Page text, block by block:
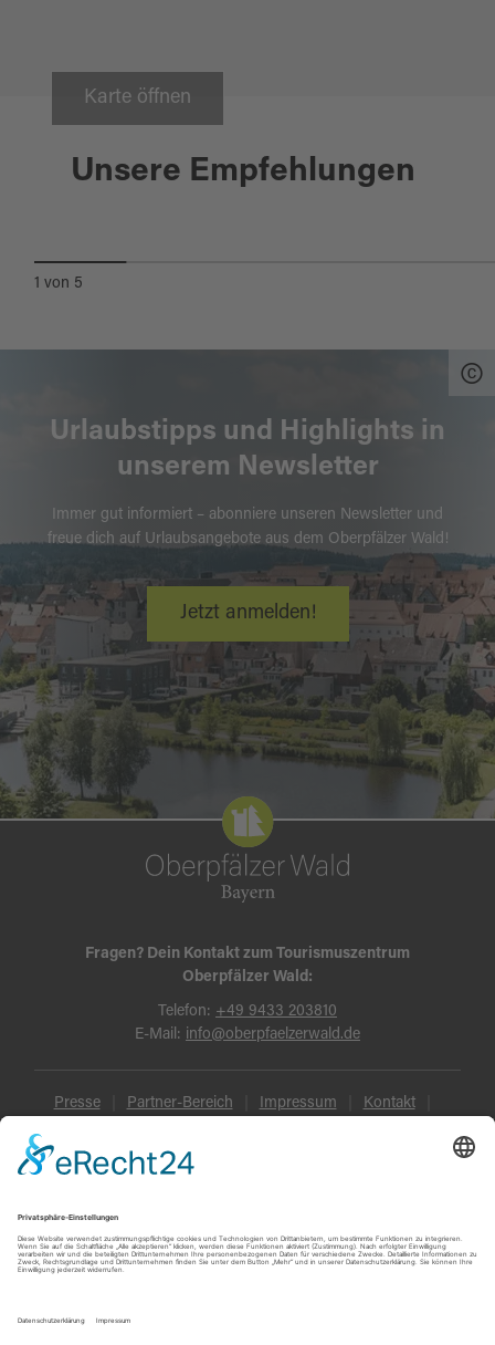
Karte öffnen
Unsere Empfehlungen
Oberviechtach
GOLDLEHRPFAD - GÜTTING-
1 von 5
Urlaubstipps und Highlights in
unserem Newsletter
Immer gut informiert – abonniere unseren Newsletter und
freue dich auf Urlaubsangebote aus dem Oberpfälzer Wald!
Jetzt anmelden!
Fragen? Dein Kontakt zum Tourismuszentrum
Oberpfälzer Wald:
Telefon: +49 9433 203810
E-Mail: info@oberpfaelzerwald.de
Presse Partner-Bereich Impressum Kontakt
Datenschutz